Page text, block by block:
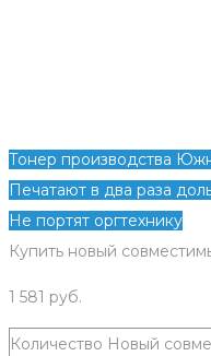
Тонер производства
Печатают в два раза
Не портят оргтехнику
Купить новый
1 581 руб.
Количество Новый